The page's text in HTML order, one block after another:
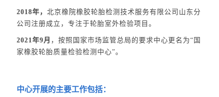
2018年，北京橡院橡胶轮胎检测技术服务有限公司山东分
公司注册成立，专注于轮胎室外检验项目。
2021年9月 ，按照国家市场监管总局的要求中心更名为“国
家橡胶轮胎质量检验检测中心”。
中心开展的主要工作包括：